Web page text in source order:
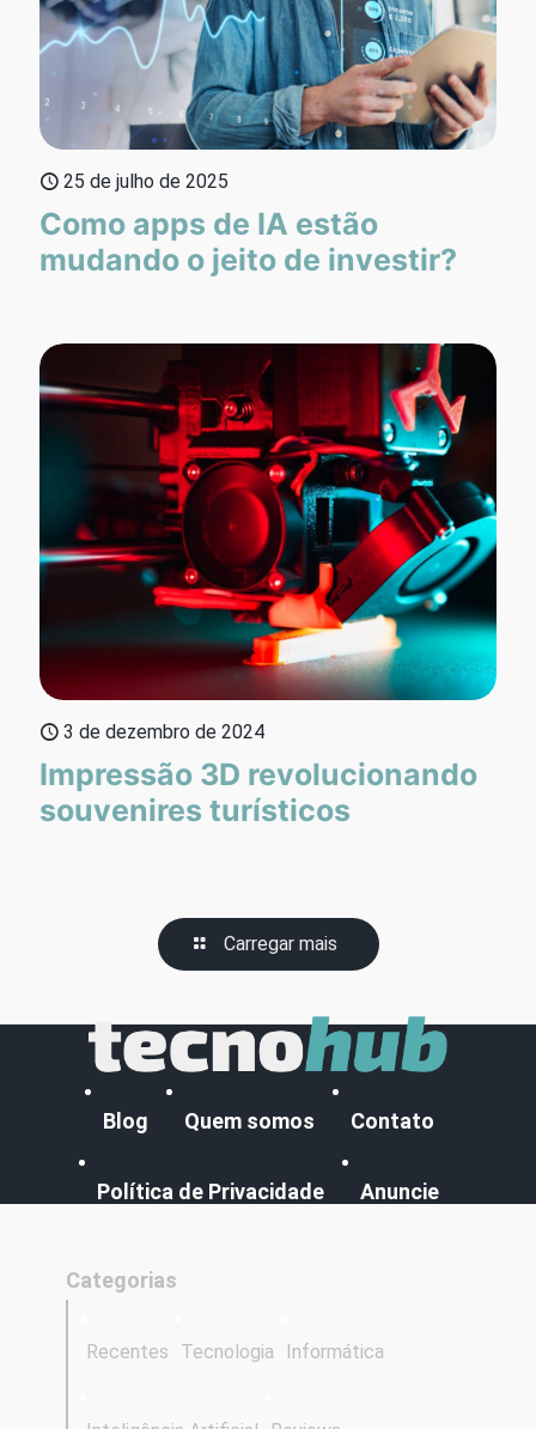
25 de julho de 2025
Como apps de IA estão
mudando o jeito de investir?
3 de dezembro de 2024
Impressão 3D revolucionando
souvenires turísticos
Carregar mais
Blog Quem somos Contato
Política de Privacidade Anuncie
Categorias
Recentes Tecnologia Informática